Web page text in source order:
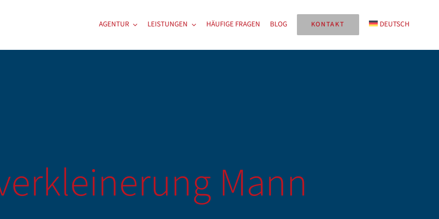
AGENTUR LEISTUNGEN HÄUFIGE FRAGEN BLOG KONTAKT DEUTSCH
Mann